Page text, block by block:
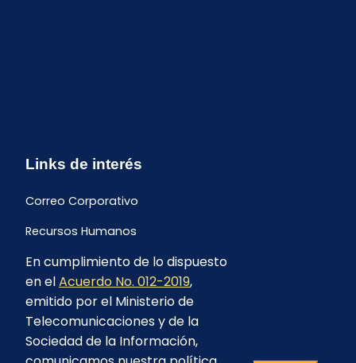
Links de interés
Correo Corporativo
Recursos Humanos
Buzón de quejas y sugerencias
Formulario Contrataciones
En cumplimiento de lo dispuesto
en elAcuerdo No. 012-2019,
emitido por el Ministerio de
Telecomunicaciones y de la
Sociedad de la Información,